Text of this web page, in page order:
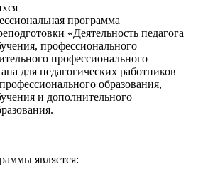
программа
«Деятельность педагога
профессионального
профессионального
для педагогических работников
образования,
и дополнительного
является: